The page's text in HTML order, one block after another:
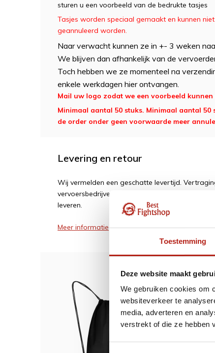
Toestemming
Deze website maakt
We gebruiken cookies om
websiteverkeer te
media, adverteren en
verstrekt of die ze hebben
sturen u een voorbeeld van de bedrukte tasjes
Tasjes worden speciaal gemaakt en kunnen
geannuleerd worden.
Naar verwacht kunnen ze in +- 3 weken
We blijven dan afhankelijk van de
Toch hebben we ze momenteel na
enkele werkdagen hier ontvangen.
Mail uw logo zodat we een voorbeeld
Minimaal aantal 50 stuks. Minimaal aantal
de order onder geen voorwaarde meer
Levering en retour
Wij vermelden een geschatte levertijd.
vervoersbedrijven of leveranciers. Wij zijn soms
leveren.
Meer informatie
Dit